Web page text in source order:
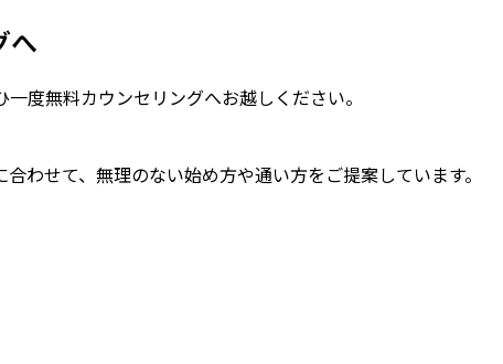
へ
度無料カウンセリングへお越しください。
わせて、無理のない始め方や通い方をご提案しています。